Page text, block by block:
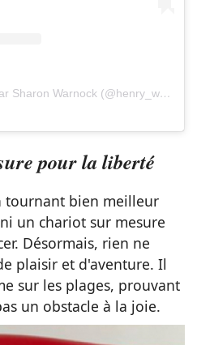
Une publication partagée par Sharon Warnock (@henry_wee_wheels)
pour la liberté
tournant bien meilleur
un chariot sur mesure
Désormais, rien ne
plaisir et d'aventure. Il
sur les plages, prouvant
un obstacle à la joie.